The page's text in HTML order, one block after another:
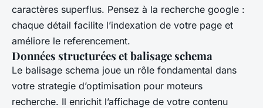
caractères superflus. Pensez à la recherche google :
chaque détail facilite l’indexation de votre page et
améliore le referencement.
Données structurées et balisage schema
Le balisage schema joue un rôle fondamental dans
votre strategie d’optimisation pour moteurs
recherche. Il enrichit l’affichage de votre contenu